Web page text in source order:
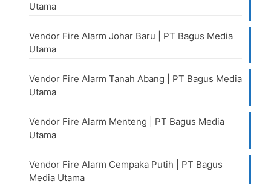
Utama
Vendor Fire Alarm Johar Baru | PT Bagus Media
Utama
Vendor Fire Alarm Tanah Abang | PT Bagus Media
Utama
Vendor Fire Alarm Menteng | PT Bagus Media
Utama
Vendor Fire Alarm Cempaka Putih | PT Bagus
Media Utama